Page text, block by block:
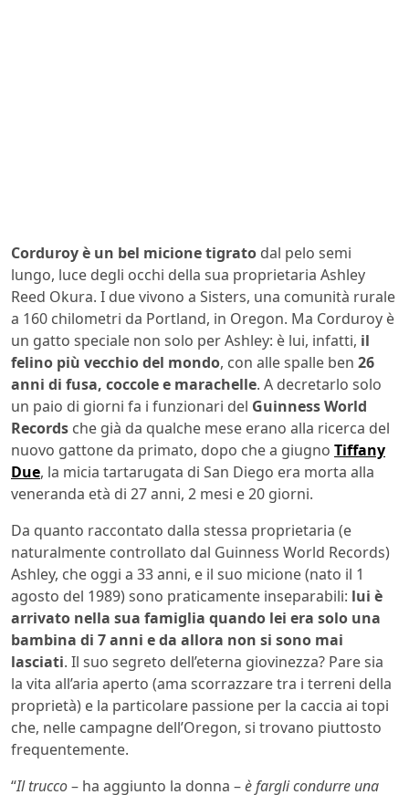
Corduroy è un bel micione tigrato dal pelo semi
lungo, luce degli occhi della sua proprietaria Ashley
Reed Okura. I due vivono a Sisters, una comunità rurale
a 160 chilometri da Portland, in Oregon. Ma Corduroy è
un gatto speciale non solo per Ashley: è lui, infatti, il
felino più vecchio del mondo, con alle spalle ben 26
anni di fusa, coccole e marachelle. A decretarlo solo
un paio di giorni fa i funzionari del Guinness World
Records che già da qualche mese erano alla ricerca del
nuovo gattone da primato, dopo che a giugno Tiffany
Due, la micia tartarugata di San Diego era morta alla
veneranda età di 27 anni, 2 mesi e 20 giorni.
Da quanto raccontato dalla stessa proprietaria (e
naturalmente controllato dal Guinness World Records)
Ashley, che oggi a 33 anni, e il suo micione (nato il 1
agosto del 1989) sono praticamente inseparabili: lui è
arrivato nella sua famiglia quando lei era solo una
bambina di 7 anni e da allora non si sono mai
lasciati. Il suo segreto dell’eterna giovinezza? Pare sia
la vita all’aria aperto (ama scorrazzare tra i terreni della
proprietà) e la particolare passione per la caccia ai topi
che, nelle campagne dell’Oregon, si trovano piuttosto
frequentemente.
“Il trucco– ha aggiunto la donna –è fargli condurre una